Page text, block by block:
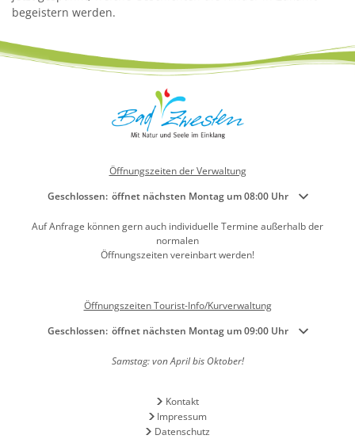
begeistern werden.
Öffnungszeiten der Verwaltung
Klicken, um weitere Öffnungs- oder Schließzeiten auszublenden
Geschlossen: öffnet nächsten Montag um 08:00 Uhr
Auf Anfrage können gern auch individuelle Termine außerhalb der
normalen
Öffnungszeiten vereinbart werden!
Öffnungszeiten Tourist-Info/Kurverwaltung
Klicken, um weitere Öffnungs- oder Schließzeiten auszublenden
Geschlossen: öffnet nächsten Montag um 09:00 Uhr
Samstag: von April bis Oktober!
Kontakt
Impressum
Datenschutz